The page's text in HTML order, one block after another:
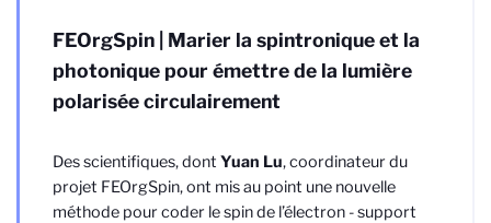
FEOrgSpin | Marier la spintronique et la
photonique pour émettre de la lumière
polarisée circulairement
Des scientifiques, dont Yuan Lu, coordinateur du
projet FEOrgSpin, ont mis au point une nouvelle
méthode pour coder le spin de l’électron - support